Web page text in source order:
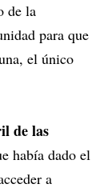
de la
para que
el único
de las
había dado el
a